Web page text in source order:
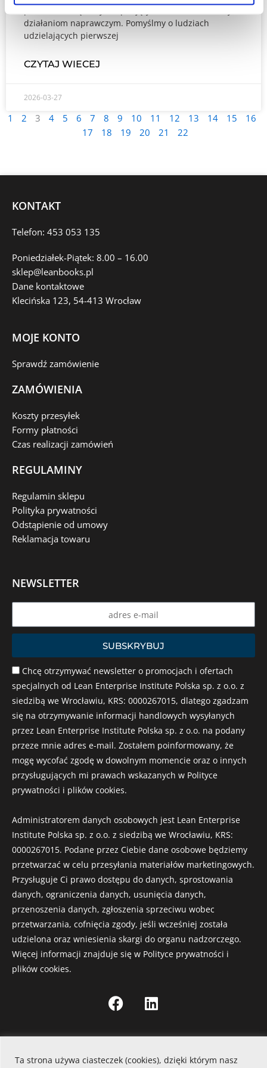
Ta strona używa ciasteczek (cookies), dzięki którym nasz
działaniom naprawczym. Pomyślmy o ludziach
udzielających pierwszej
CZYTAJ WIECEJ
2026-03-27
1 2 3 4 5 6 7 8 9 10 11 12 13 14 15
16
17
18 19 20 21 22
KONTAKT
Telefon: 453 053 135
Poniedziałek-Piątek: 8.00 – 16.00
sklep@leanbooks.pl
Dane kontaktowe
Klecińska 123, 54-413 Wrocław
MOJE KONTO
Sprawdź zamówienie
ZAMÓWIENIA
Koszty przesyłek
Formy płatności
Czas realizacji zamówień
REGULAMINY
Regulamin sklepu
Polityka prywatności
Odstąpienie od umowy
Reklamacja towaru
NEWSLETTER
Chcę otrzymywać newsletter o promocjach i ofertach
specjalnych od Lean Enterprise Institute Polska sp. z o.o. z
siedzibą we Wrocławiu, KRS: 0000267015, dlatego zgadzam
się na otrzymywanie informacji handlowych wysyłanych
przez Lean Enterprise Institute Polska sp. z o.o. na podany
przeze mnie adres e-mail. Zostałem poinformowany, że
mogę wycofać zgodę w dowolnym momencie oraz o innych
przysługujących mi prawach wskazanych w Polityce
prywatności i plików cookies.
Administratorem danych osobowych jest Lean Enterprise
Institute Polska sp. z o.o. z siedzibą we Wrocławiu, KRS:
0000267015. Podane przez Ciebie dane osobowe będziemy
przetwarzać w celu przesyłania materiałów marketingowych.
Przysługuje Ci prawo dostępu do danych, sprostowania
danych, ograniczenia danych, usunięcia danych,
przenoszenia danych, zgłoszenia sprzeciwu wobec
przetwarzania, cofnięcia zgody, jeśli wcześniej została
udzielona oraz wniesienia skargi do organu nadzorczego.
Więcej informacji znajduje się w Polityce prywatności i
plików cookies.
SUBSKRYBUJ
F
a
e
b
L
i
k
e